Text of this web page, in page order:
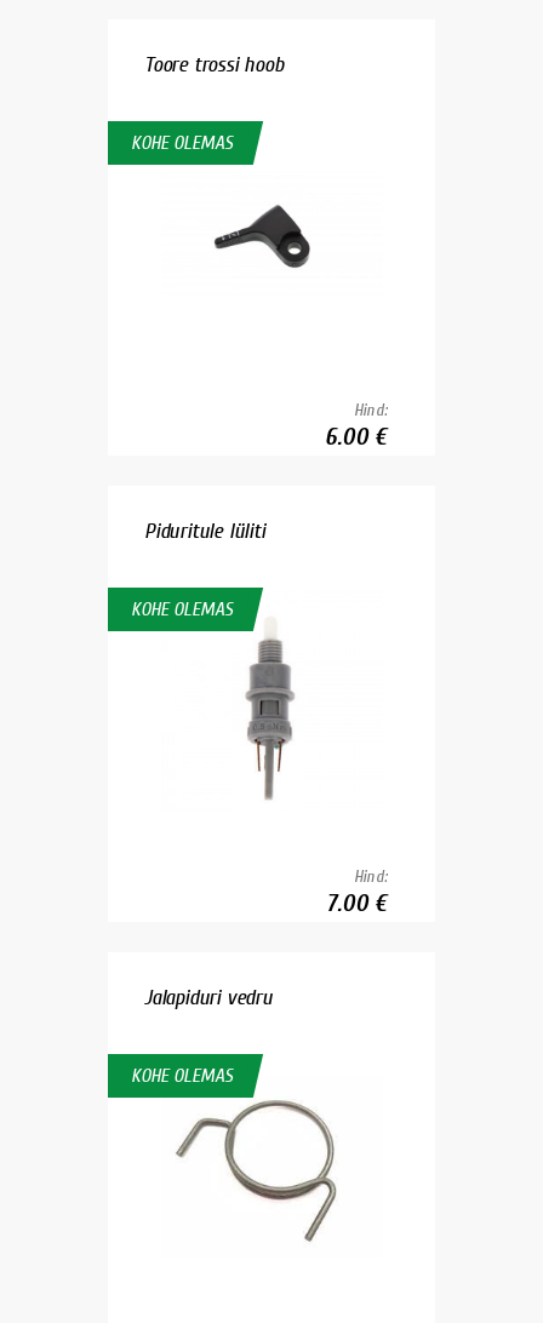
Toore trossi hoob
KOHE OLEMAS
Hind:
6.00 €
Piduritule lüliti
KOHE OLEMAS
Hind:
7.00 €
Jalapiduri vedru
KOHE OLEMAS